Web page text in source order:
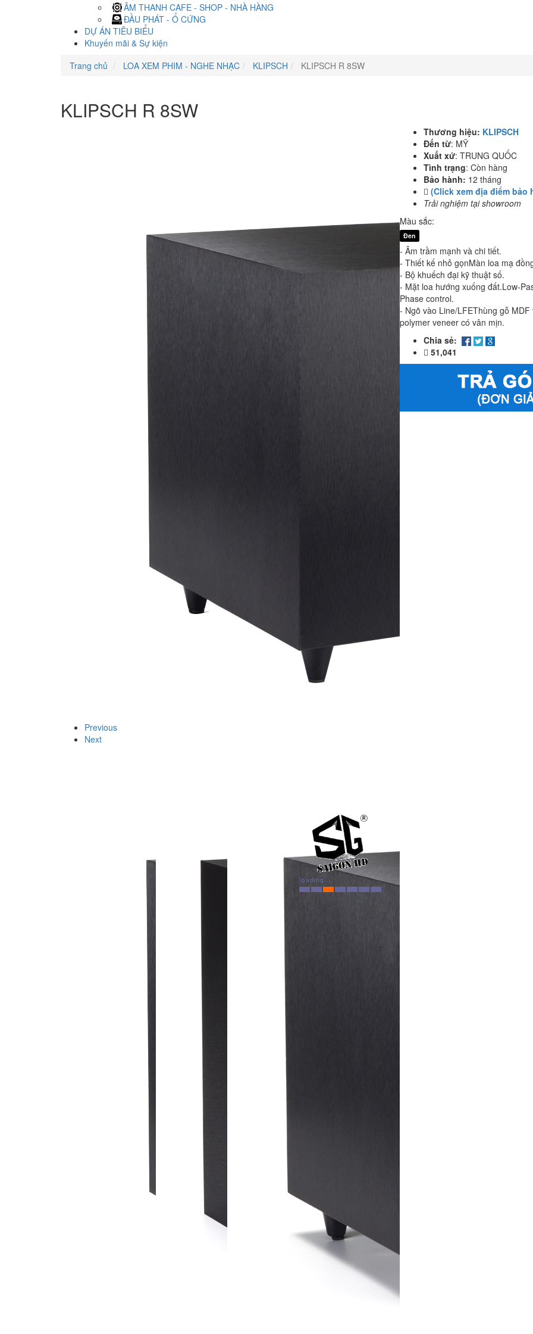
ÂM THANH CAFE - SHOP - NHÀ HÀNG
ĐẦU PHÁT - Ổ CỨNG
DỰ ÁN TIÊU BIỂU
Khuyến mãi & Sự kiện
Trang chủ
LOA XEM PHIM - NGHE NHẠC KLIPSCH KLIPSCH R 8SW
KLIPSCH R 8SW
Previous
Next
Thương hiệu: KLIPSCH
Đến từ: MỸ
Xuất xứ: TRUNG QUỐC
Tình trạng: Còn hàng
Bảo hành: 12 tháng
(Click xem địa điểm bảo
Trải nghiệm tại showroom
Màu sắc:
Đen
- Âm trầm mạnh và chi tiết.
- Thiết kế nhỏ gọnMàn loa mạ
- Bộ khuếch đại kỹ thuật số.
- Mặt loa hướng xuống đất.Low-
Phase control.
- Ngõ vào Line/LFEThùng gỗ MDF
polymer veneer có vân mịn.
Chia sẻ:
51,041